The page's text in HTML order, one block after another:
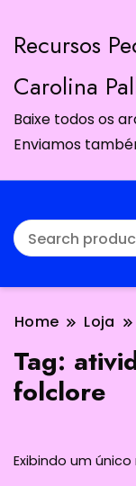
Recursos
Carolina
Baixe todos os
Enviamos
Home Loja
Tag:
folclore
Exibindo um